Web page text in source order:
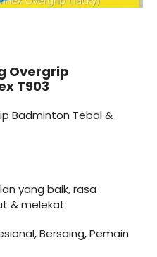
Overgrip
T903
Badminton Tebal &
yang baik, rasa
& melekat
Bersaing, Pemain